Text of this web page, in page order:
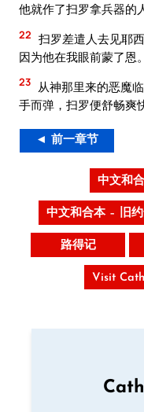
他就作了扫罗拿兵器的
22 扫罗差遣人去见耶
因为他在我眼前蒙了恩
23
从神那里来的恶魔
手而弹，扫罗便舒畅爽
◄ 前一章节
中文和
中文和合本 – 旧
路得记
Visit